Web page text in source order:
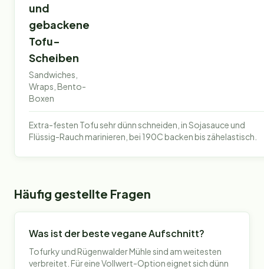
und
gebackene
Tofu-
Scheiben
Sandwiches,
Wraps, Bento-
Boxen
Extra-festen Tofu sehr dünn schneiden, in Sojasauce und
Flüssig-Rauch marinieren, bei 190C backen bis zähelastisch.
Häufig gestellte Fragen
Was ist der beste vegane Aufschnitt?
Tofurky und Rügenwalder Mühle sind am weitesten
verbreitet. Für eine Vollwert-Option eignet sich dünn